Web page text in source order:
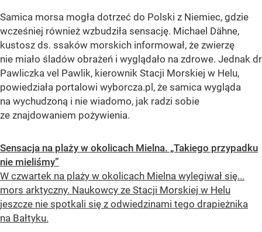
Samica morsa mogła dotrzeć do Polski z Niemiec, gdzie
wcześniej również wzbudziła sensację. Michael Dähne,
kustosz ds. ssaków morskich informował, że zwierzę
nie miało śladów obrażeń i wyglądało na zdrowe. Jednak dr
Pawliczka vel Pawlik, kierownik Stacji Morskiej w Helu,
powiedziała portalowi wyborcza.pl, że samica wygląda
na wychudzoną i nie wiadomo, jak radzi sobie
ze znajdowaniem pożywienia.
Sensacja na plaży w okolicach Mielna. „Takiego przypadku
nie mieliśmy”
W czwartek na plaży w okolicach Mielna wylegiwał się...
mors arktyczny. Naukowcy ze Stacji Morskiej w Helu
jeszcze nie spotkali się z odwiedzinami tego drapieżnika
na Bałtyku.